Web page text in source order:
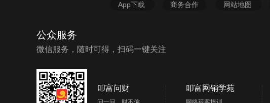
App下载 商务合作 网站地图
公众服务
微信服务，随时可得，扫码一键关注
叩富问财 叩富网销学苑